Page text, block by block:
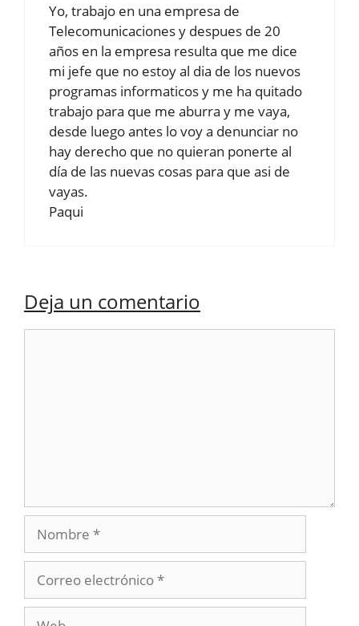
Yo, trabajo en una empresa de
Telecomunicaciones y despues de 20
años en la empresa resulta que me dice
mi jefe que no estoy al dia de los nuevos
programas informaticos y me ha quitado
trabajo para que me aburra y me vaya,
desde luego antes lo voy a denunciar no
hay derecho que no quieran ponerte al
día de las nuevas cosas para que asi de
vayas.
Paqui
Deja un comentario
Nombre
electrónico